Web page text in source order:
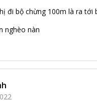
đi bộ chừng 100m là ra tới
nghèo nàn